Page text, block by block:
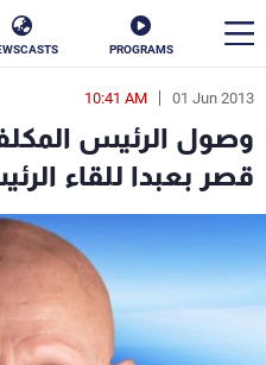
PROGRAMS
01 Jun 2013
10:41 AM
وصول الرئيس
قصر بعبدا للقاء
en
الأخبار
سياسة
إقتصاد